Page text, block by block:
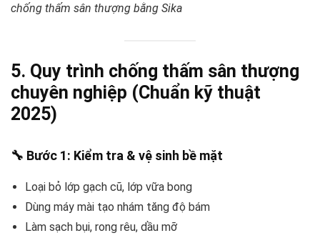
chống thấm sân thượng bằng Sika
5. Quy trình chống thấm sân thượng
chuyên nghiệp (Chuẩn kỹ thuật
2025)
🔧 Bước 1: Kiểm tra & vệ sinh bề mặt
Loại bỏ lớp gạch cũ, lớp vữa bong
Dùng máy mài tạo nhám tăng độ bám
Làm sạch bụi, rong rêu, dầu mỡ